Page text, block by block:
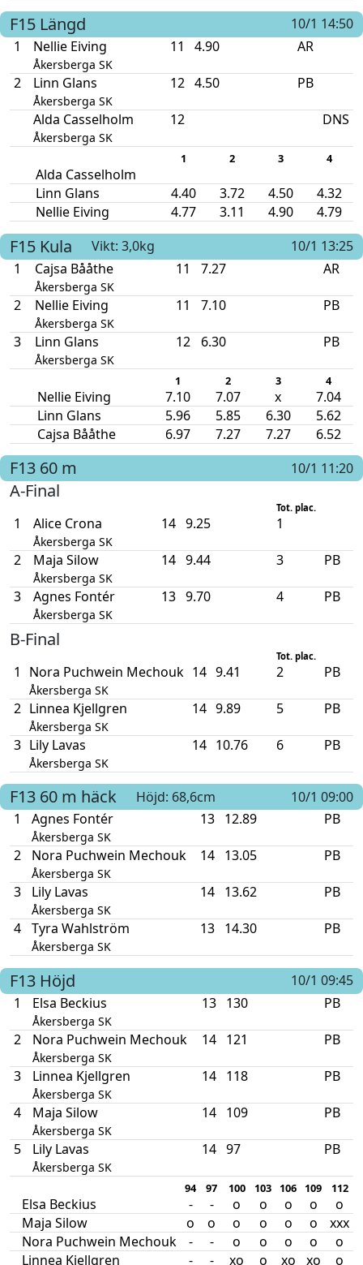
F15 Längd
10/1 14:50
1
Nellie Eiving
Åkersberga SK
11 4.90 AR
2 Linn Glans
Åkersberga SK
12 4.50 PB
Alda Casselholm
Åkersberga SK
12 DNS
1 2 3 4
Alda Casselholm
Linn Glans
4.40 3.72 4.50
4.32
Nellie Eiving
4.77 3.11 4.90 4.79
F15 Kula Vikt: 3,0kg
10/1 13:25
1
Cajsa Bååthe
Åkersberga SK
11 7.27 AR
2 Nellie Eiving
Åkersberga SK
11 7.10 PB
3 Linn Glans
Åkersberga SK
12 6.30 PB
1 2 3 4
Nellie Eiving 7.10 7.07 x
7.04
Linn Glans
5.96 5.85 6.30
5.62
Cajsa Bååthe
6.97 7.27 7.27 6.52
F13 60 m 10/1 11:20
A-Final
Tot. plac.
1 Alice Crona
Åkersberga SK
14 9.25 1
2 Maja Silow
Åkersberga SK
14 9.44 3 PB
3 Agnes Fontér
Åkersberga SK
13 9.70 4 PB
B-Final
Tot. plac.
1 Nora Puchwein Mechouk
Åkersberga SK
14 9.41 2 PB
2 Linnea Kjellgren
Åkersberga SK
14 9.89 5 PB
3 Lily Lavas
Åkersberga SK
14 10.76 6 PB
F13 60 m häck Höjd: 68,6cm
10/1 09:00
1
Agnes Fontér
Åkersberga SK
13 12.89 PB
2 Nora Puchwein Mechouk
Åkersberga SK
14 13.05 PB
3 Lily Lavas
Åkersberga SK
14 13.62 PB
4 Tyra Wahlström
Åkersberga SK
13 14.30 PB
F13 Höjd
10/1 09:45
1
Elsa Beckius
Åkersberga SK
13 130 PB
2 Nora Puchwein Mechouk
Åkersberga SK
14 121 PB
3 Linnea Kjellgren
Åkersberga SK
14 118 PB
4 Maja Silow
Åkersberga SK
14 109 PB
5 Lily Lavas
Åkersberga SK
14 97 PB
94 97 100 103 106 109 112
Elsa Beckius - - o o o o o
Maja Silow
o o o o o o
xxx
Nora Puchwein Mechouk
- - o o o o o
Linnea Kjellgren
- - xo o xo xo o